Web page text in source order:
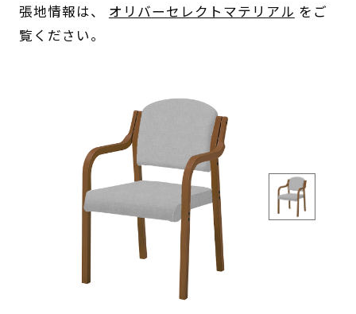
張地情報は、 オリバーセレクトマテリアル をご
覧ください。